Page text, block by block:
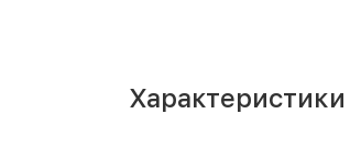
Характеристики